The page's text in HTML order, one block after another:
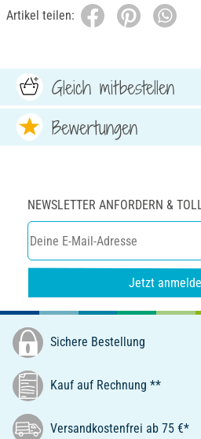
Artikel teilen:
Gleich mitbestellen
Bewertungen
NEWSLETTER ANFORDERN &
Jetzt
Sichere Bestellung
Kauf auf Rechnung **
Versandkostenfrei ab 75 €*